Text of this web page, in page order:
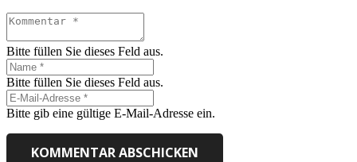
Bitte füllen Sie dieses Feld aus.
Bitte füllen Sie dieses Feld aus.
Bitte gib eine gültige E-Mail-Adresse ein.
KOMMENTAR ABSCHICKEN